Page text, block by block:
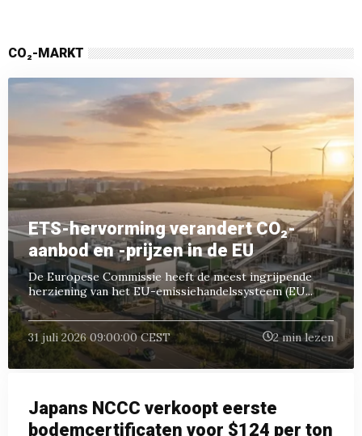
CO₂-MARKT
ETS-hervorming verandert CO₂-
aanbod en -prijzen in de EU
De Europese Commissie heeft de meest ingrijpende
herziening van het EU-emissiehandelssysteem (EU...
31 juli 2026 09:00:00 CEST 2 min lezen
Japans NCCC verkoopt eerste
bodemcertificaten voor $124 per ton